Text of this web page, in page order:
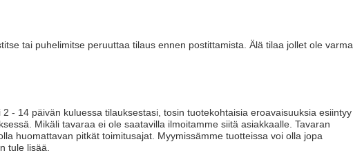
tai puhelimitse peruuttaa tilaus ennen postittamista. Älä tilaa jollet ole varma,
- 14 päivän kuluessa tilauksestasi, tosin tuotekohtaisia eroavaisuuksia esiintyy
Mikäli tavaraa ei ole saatavilla ilmoitamme siitä asiakkaalle. Tavaran
huomattavan pitkät toimitusajat. Myymissämme tuotteissa voi olla jopa
tule lisää.